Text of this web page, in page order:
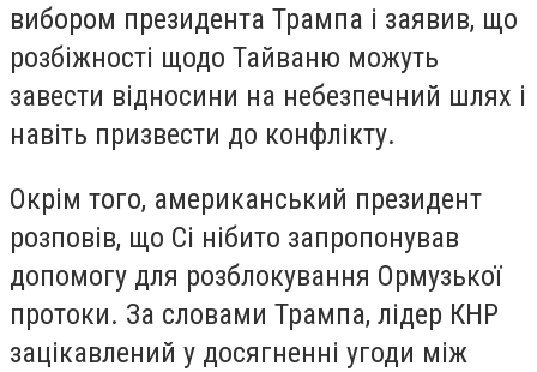
вибором президента Трампа і заявив, що
розбіжності щодо Тайваню можуть
завести відносини на небезпечний шлях і
навіть призвести до конфлікту.
Окрім того, американський президент
розповів, що Сі нібито запропонував
допомогу для розблокування Ормузької
протоки. За словами Трампа, лідер КНР
зацікавлений у досягненні угоди між